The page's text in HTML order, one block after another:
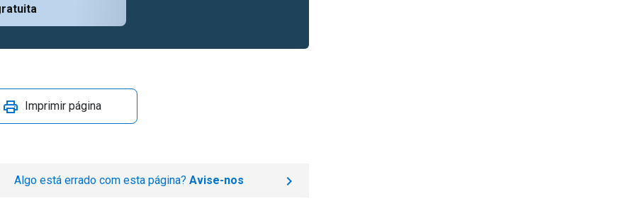
Imprimir página
Algo está errado com esta página? Avise-nos